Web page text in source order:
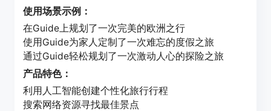
使用场景示例：
在Guide上规划了一次完美的欧洲之行
使用Guide为家人定制了一次难忘的度假之旅
通过Guide轻松规划了一次激动人心的探险之旅
产品特色：
利用人工智能创建个性化旅行行程
搜索网络资源寻找最佳景点